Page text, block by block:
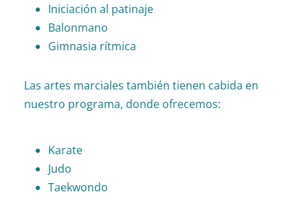
Iniciación al patinaje
Balonmano
Gimnasia rítmica
Las artes marciales también tienen cabida en
nuestro programa, donde ofrecemos:
Karate
Judo
Taekwondo